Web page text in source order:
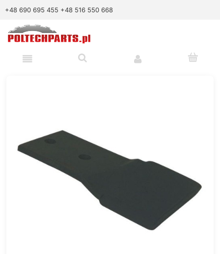
+48 690 695 455 +48 516 550 668